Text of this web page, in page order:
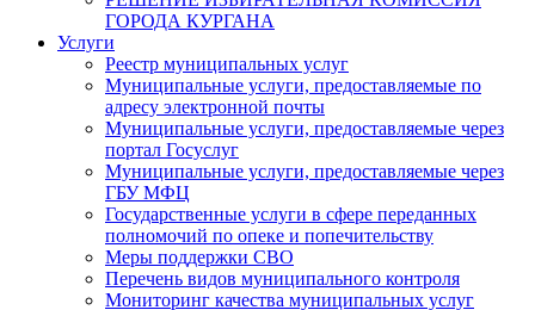
ГОРОДА КУРГАНА
Услуги
Реестр муниципальных услуг
Муниципальные услуги, предоставляемые по
адресу электронной почты
Муниципальные услуги, предоставляемые через
портал Госуслуг
Муниципальные услуги, предоставляемые через
ГБУ МФЦ
Государственные услуги в сфере переданных
полномочий по опеке и попечительству
Меры поддержки СВО
Перечень видов муниципального контроля
Мониторинг качества муниципальных услуг